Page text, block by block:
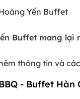
Buffet mang lại
thông tin và
- Buffet